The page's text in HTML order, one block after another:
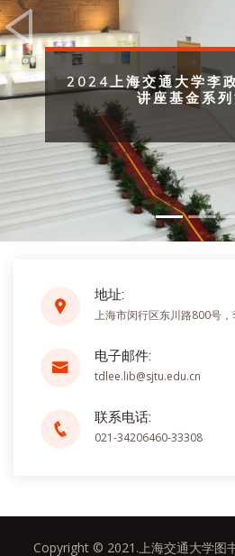
2024上海交通大学李
讲座基金系
Previous
地址:
上海市闵行区东川路800号
电子邮件:
tdlee.lib@sjtu.edu.cn
联系电话:
021-34206460-33308
Copyright © 2021.上海交通大学